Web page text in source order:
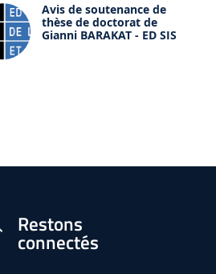
Avis de soutenance de
thèse de doctorat de
Gianni BARAKAT - ED SIS
Restons
connectés